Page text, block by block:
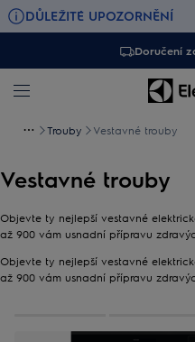
DŮLEŽITÉ UPOZORNĚNÍ
Doručení
Trouby Vestavné trouby
Vestavné trouby
Objevte ty nejlepší vestavné
až 900 vám usnadní přípravu
Objevte ty nejlepší vestavné
až 900 vám usnadní přípravu